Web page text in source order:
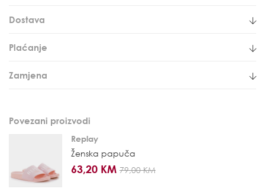
Dostava
Plaćanje
Zamjena
Povezani proizvodi
Replay
Ženska papuča
63,20 KM 79,00 KM